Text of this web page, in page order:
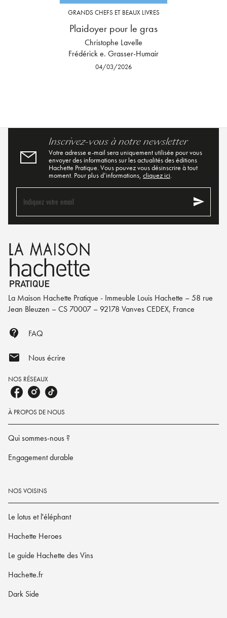
GRANDS CHEFS ET BEAUX LIVRES
Plaidoyer pour le gras
Christophe Lavelle
Frédérick e. Grasser-Humair
04/03/2026
Inscrivez-vous à notre newsletter
Votre adresse e-mail sera uniquement utilisée pour vous
envoyer des informations sur les actualités des éditions
Hachette Pratique. Vous pouvez vous désinscrire à tout
moment. Pour plus d’informations, cliquez ici.
Indiquez votre email send
La Maison Hachette Pratique - Immeuble Louis Hachette – 58 rue
Jean Bleuzen – CS 70007 – 92178 Vanves CEDEX, France
contact_support FAQ
mail Nous écrire
NOS RÉSEAUX
À PROPOS DE NOUS
Qui sommes-nous ?
Engagement durable
NOS VOISINS
Le lotus et l'éléphant
Hachette Heroes
Le guide Hachette des Vins
Hachette.fr
Dark Side